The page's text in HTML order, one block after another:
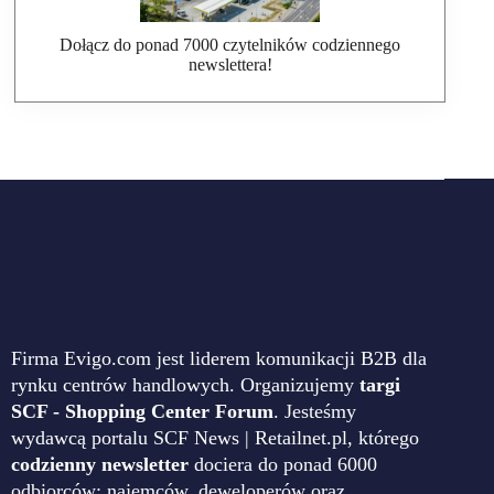
Dołącz do ponad 7000 czytelników codziennego
newslettera!
Firma Evigo.com jest liderem komunikacji B2B dla
rynku centrów handlowych. Organizujemy targi
SCF - Shopping Center Forum. Jesteśmy
wydawcą portalu SCF News | Retailnet.pl, którego
codzienny newsletter dociera do ponad 6000